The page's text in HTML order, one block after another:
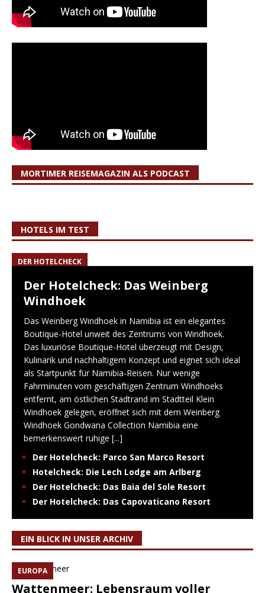
MORTIMER REISEMAGAZIN ALS PODCAST
HOTELS IM TEST
DER HOTELCHECK
Der Hotelcheck: Das Weinberg
Windhoek
Das Weinberg Windhoek in Namibia ist ein elegantes
Boutique-Hotel unweit des Zentrums von Windhoek.
Das luxuriöse Boutique-Hotel überzeugt mit Design,
Kulinarik und nachhaltigem Konzept und eignet sich ideal
als Startpunkt für Namibia-Reisen. Nur wenige
Fahrminuten vom geschäftigen Zentrum Windhoeks
entfernt, am östlichen Stadtrand im Stadtteil Klein
Windhoek gelegen, eröffnet sich mit dem Weinberg
Windhoek Gondwana Collection Namibia eine
bemerkenswert ruhige [...]
Der Hotelcheck: Parco San Marco Resort
Hotelcheck: Die Lech Lodge am Arlberg
Der Hotelcheck: Das Baia del Sole Resort
Der Hotelcheck: Das Capovaticano Resort
EIN BLICK IN UNSER ARCHIV
EUROPA
Wattenmeer: Lebensraum voller